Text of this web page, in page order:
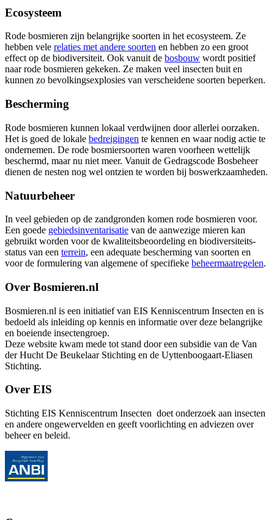
Ecosysteem
Rode bosmieren zijn belangrijke soorten in het ecosysteem. Ze
hebben vele relaties met andere soorten en hebben zo een groot
effect op de biodiversiteit. Ook vanuit de bosbouw wordt positief
naar rode bosmieren gekeken. Ze maken veel insecten buit en
kunnen zo bevolkingsexplosies van verscheidene soorten beperken.
Bescherming
Rode bosmieren kunnen lokaal verdwijnen door allerlei oorzaken.
Het is goed de lokale bedreigingen te kennen en waar nodig actie te
ondernemen. De rode bosmiersoorten waren voorheen wettelijk
beschermd, maar nu niet meer. Vanuit de Gedragscode Bosbeheer
dienen de nesten nog wel ontzien te worden bij boswerkzaamheden.
Natuurbeheer
In veel gebieden op de zandgronden komen rode bosmieren voor.
Een goede gebiedsinventarisatie van de aanwezige mieren kan
gebruikt worden voor de kwaliteitsbeoordeling en biodiversiteits-
status van een terrein, een adequate bescherming van soorten en
voor de formulering van algemene of specifieke beheermaatregelen.
Over Bosmieren.nl
Bosmieren.nl is een initiatief van EIS Kenniscentrum Insecten en is
bedoeld als inleiding op kennis en informatie over deze belangrijke
en boeiende insectengroep.
Deze website kwam mede tot stand door een subsidie van de Van
der Hucht De Beukelaar Stichting en de Uyttenboogaart-Eliasen
Stichting.
Over EIS
Stichting EIS Kenniscentrum Insecten doet onderzoek aan insecten
en andere ongewervelden en geeft voorlichting en adviezen over
beheer en beleid.